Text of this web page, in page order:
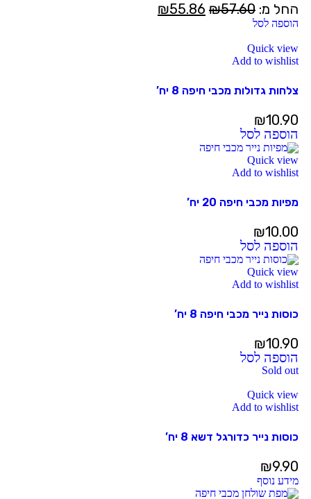
החל מ: ₪57.60
₪55.86
הוספה לסל
Quick view
Add to wishlist
צלחות גדולות מכבי חיפה 8 יח’
₪10.90
הוספה לסל
Quick view
Add to wishlist
מפיות מכבי חיפה 20 יח’
₪10.00
הוספה לסל
Quick view
Add to wishlist
כוסות נייר מכבי חיפה 8 יח’
₪10.90
הוספה לסל
Sold out
Quick view
Add to wishlist
כוסות נייר כדורגל דשא 8 יח’
₪9.90
מידע נוסף